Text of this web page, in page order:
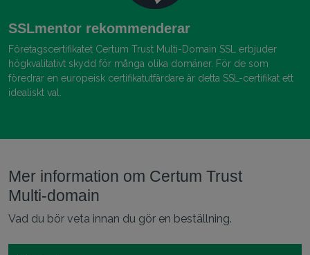
SSLmentor rekommenderar
Företagscertifikatet Certum Trust Multi-Domain SSL erbjuder
högkvalitativt skydd för många olika domäner. För de som
föredrar en europeisk certifikatutfärdare är detta SSL-certifikat ett
idealiskt val.
Mer information om Certum Trust
Multi‑domain
Vad du bör veta innan du gör en beställning.